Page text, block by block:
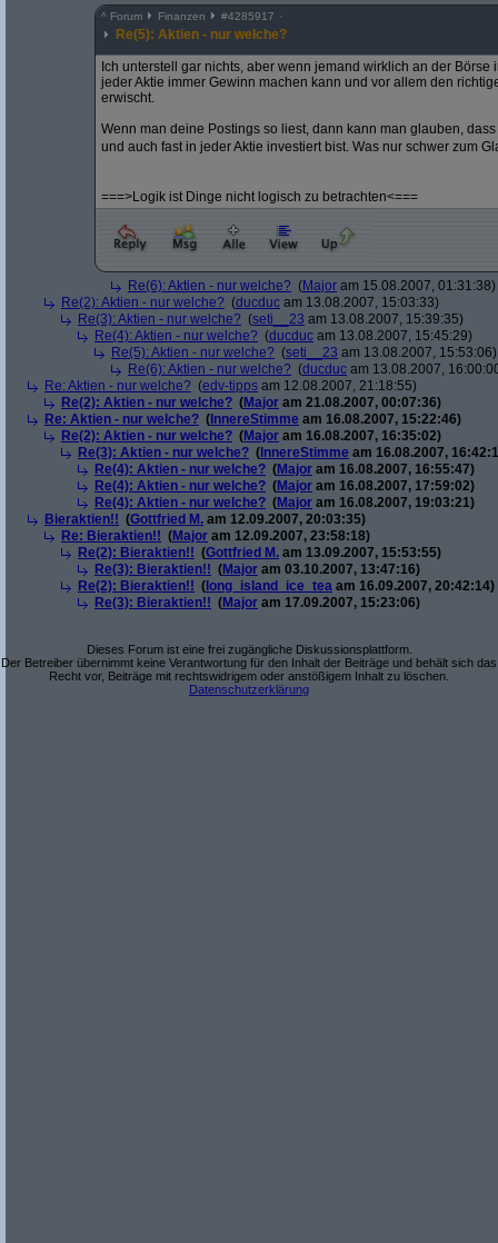
^ Forum Finanzen #4285917
Re(5): Aktien - nur welche?
Ich unterstell gar nichts, aber wenn jemand wirklich an der
jeder Aktie immer Gewinn machen kann und vor allem den
erwischt.
Wenn man deine Postings so liest, dann kann man glauben,
und auch fast in jeder Aktie investiert bist. Was nur schwer zum
===>Logik ist Dinge nicht logisch zu betrachten<===
Re(6): Aktien - nur welche? (Major am 15.08.2007, 01:31:38)
Re(2): Aktien - nur welche? (ducduc am 13.08.2007, 15:03:33)
Re(3): Aktien - nur welche? (seti__23 am 13.08.2007, 15:39:35)
Re(4): Aktien - nur welche? (ducduc am 13.08.2007, 15:45:29)
Re(5): Aktien - nur welche? (seti__23 am 13.08.2007, 15:53:06)
Re(6): Aktien - nur welche? (ducduc am 13.08.2007,
Re: Aktien - nur welche? (edv-tipps am 12.08.2007, 21:18:55)
Re(2): Aktien - nur welche? (Major am 21.08.2007, 00:07:36)
Re: Aktien - nur welche? ( InnereStimme am 16.08.2007, 15:22:46)
Re(2): Aktien - nur welche? (Major am 16.08.2007, 16:35:02)
Re(3): Aktien - nur welche? ( InnereStimme am 16.08.2007,
Re(4): Aktien - nur welche? (Major am 16.08.2007, 16:55:47)
Re(4): Aktien - nur welche? (Major am 16.08.2007, 17:59:02)
Re(4): Aktien - nur welche? (Major am 16.08.2007, 19:03:21)
Bieraktien!! (Gottfried M. am 12.09.2007, 20:03:35)
Re: Bieraktien!! (Major am 12.09.2007, 23:58:18)
Re(2): Bieraktien!! (Gottfried M. am 13.09.2007, 15:53:55)
Re(3): Bieraktien!! (Major am 03.10.2007, 13:47:16)
Re(2): Bieraktien!! ( long_island_ice_tea am 16.09.2007, 20:42:14)
Re(3): Bieraktien!! (Major am 17.09.2007, 15:23:06)
Dieses Forum ist eine frei zugängliche Diskussionsplattform.
Der Betreiber übernimmt keine Verantwortung für den Inhalt der Beiträge und behält sich das
Recht vor, Beiträge mit rechtswidrigem oder anstößigem Inhalt zu löschen.
Datenschutzerklärung